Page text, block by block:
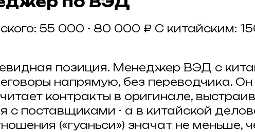
55 000 - 80 000 ₽ С китайским:
позиция. Менеджер ВЭД с
напрямую, без переводчика.
контракты в оригинале,
с поставщиками - а в китайской
(«гуаньси») значат не меньше,